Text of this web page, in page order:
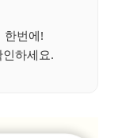
한번에!
하세요.